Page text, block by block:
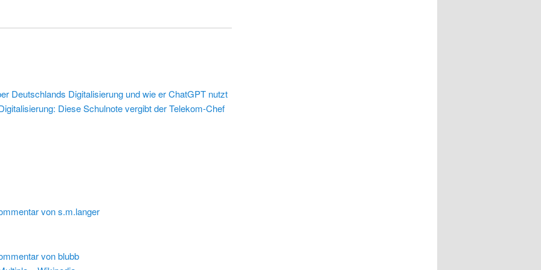
Deutschlands Digitalisierung und wie er ChatGPT nutzt
Diese Schulnote vergibt der Telekom-Chef
von s.m.langer
von blubb